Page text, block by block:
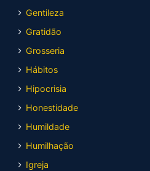
Gentileza
Gratidão
Grosseria
Hábitos
Hipocrisia
Honestidade
Humildade
Humilhação
Igreja